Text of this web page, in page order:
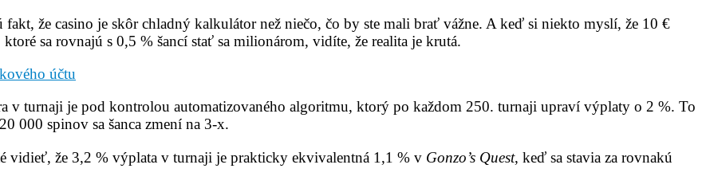
že casino je skôr chladný kalkulátor než niečo, čo by ste mali brať vážne. A keď si niekto myslí, že 10 €
sa rovnajú s 0,5 % šancí stať sa milionárom, vidíte, že realita je krutá.
účtu
v turnaji je pod kontrolou automatizovaného algoritmu, ktorý po každom 250. turnaji upraví výplaty o 2 %. To
000 spinov sa šanca zmení na 3‑x.
vidieť, že 3,2 % výplata v turnaji je prakticky ekvivalentná 1,1 % v Gonzo’s Quest, keď sa stavia za rovnakú